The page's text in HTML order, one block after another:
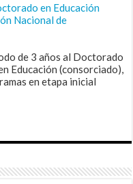
en Educación
Nacional de
de 3 años al Doctorado
Educación (consorciado),
en etapa inicial